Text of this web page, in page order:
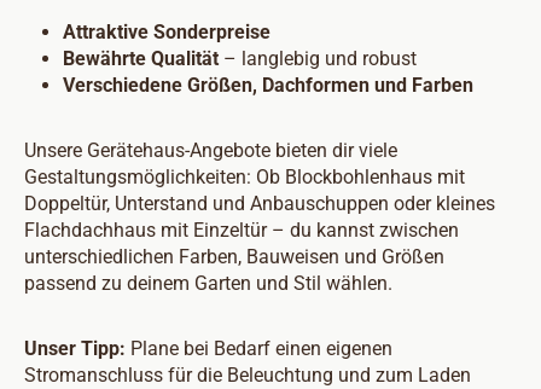
Attraktive Sonderpreise
Bewährte Qualität – langlebig und robust
Verschiedene Größen, Dachformen und Farben
Unsere Gerätehaus-Angebote bieten dir viele
Gestaltungsmöglichkeiten: Ob Blockbohlenhaus mit
Doppeltür, Unterstand und Anbauschuppen oder kleines
Flachdachhaus mit Einzeltür – du kannst zwischen
unterschiedlichen Farben, Bauweisen und Größen
passend zu deinem Garten und Stil wählen.
Unser Tipp: Plane bei Bedarf einen eigenen
Stromanschluss für die Beleuchtung und zum Laden